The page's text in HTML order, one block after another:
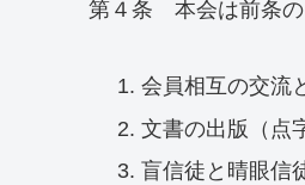
第４条 本会は前条の
会員相互の交流
文書の出版（点
盲信徒と晴眼信